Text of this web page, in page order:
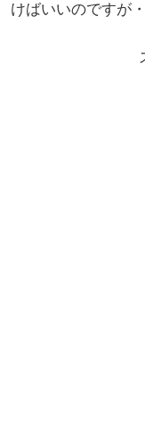
けばいいのですが